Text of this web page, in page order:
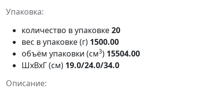
Упаковка:
количество в упаковке20
вес в упаковке (г) 1500.00
объём упаковки (см3) 15504.00
ШxВxГ (см) 19.0/24.0/34.0
Описание: